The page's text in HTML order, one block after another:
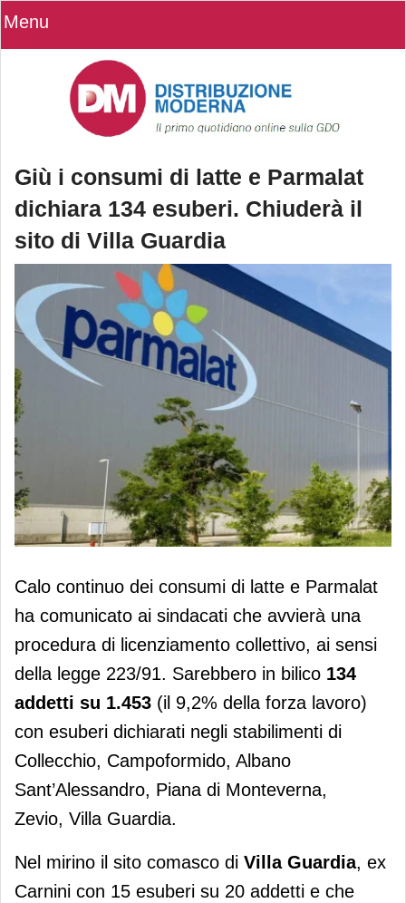
Menu
Giù i consumi di latte e Parmalat
dichiara 134 esuberi. Chiuderà il
sito di Villa Guardia
Giù i consumi di latte e Parmalat
di Villa Guardia
Calo continuo dei consumi di latte e Parmalat
ha comunicato ai sindacati che avvierà una
procedura di licenziamento collettivo, ai sensi
della legge 223/91. Sarebbero in bilico 134
addetti su 1.453 (il 9,2% della forza lavoro)
con esuberi dichiarati negli stabilimenti di
Collecchio, Campoformido, Albano
Sant’Alessandro, Piana di Monteverna,
Zevio, Villa Guardia.
Nel mirino il sito comasco di Villa Guardia, ex
Carnini con 15 esuberi su 20 addetti e che